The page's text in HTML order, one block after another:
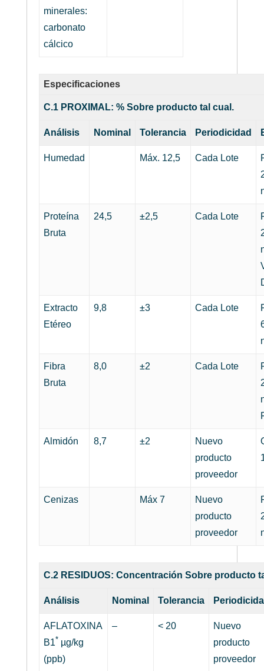
minerales:
carbonato
cálcico
Especificaciones
C.1 PROXIMAL: % Sobre producto tal cual.
Análisis Nominal Tolerancia Periodicidad
Humedad Máx. 12,5 Cada Lote
Proteína
Bruta
24,5 ±2,5 Cada Lote
Extracto
Etéreo
9,8 ±3 Cada Lote
Fibra
Bruta
8,0 ±2 Cada Lote
Almidón 8,7 ±2
Nuevo
producto
proveedor
Cenizas Máx 7
Nuevo
producto
proveedor
C.2 RESIDUOS: Concentración Sobre producto
Análisis Nominal Tolerancia
AFLATOXINA
B1* µg/kg
(ppb)
– < 20
Nuevo
producto
proveedor